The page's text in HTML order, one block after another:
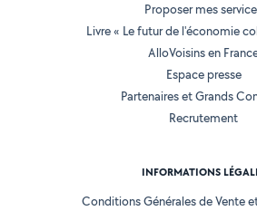
Proposer mes
Livre « Le futur de l'économie
AlloVoisins en
Espace presse
Partenaires et Grands
Recrutement
INFORMATIONS
Conditions Générales de Vente